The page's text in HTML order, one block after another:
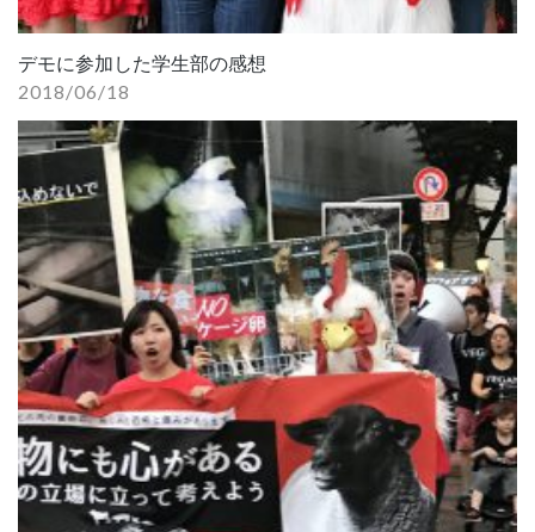
デモに参加した学生部の感想
2018/06/18